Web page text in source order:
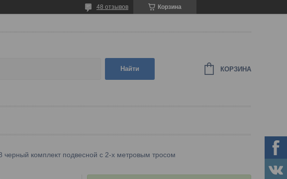
Корзина
48 отзывов
Найти КОРЗИНА
черный комплект подвесной с 2-х метровым тросом